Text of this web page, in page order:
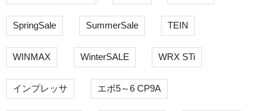
SpringSale SummerSale TEIN
WINMAX WinterSALE WRX STi
インプレッサ エボ5～6 CP9A